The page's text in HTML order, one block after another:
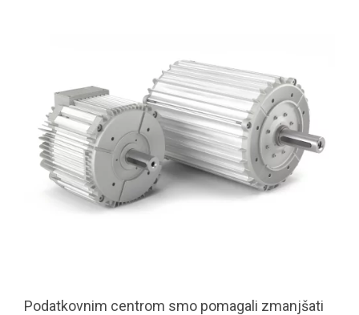
Podatkovnim centrom smo pomagali zmanjšati